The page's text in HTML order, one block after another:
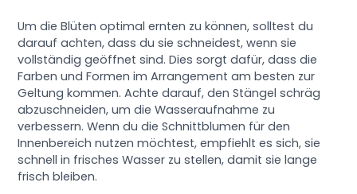
Um die Blüten optimal ernten zu können, solltest du
darauf achten, dass du sie schneidest, wenn sie
vollständig geöffnet sind. Dies sorgt dafür, dass die
Farben und Formen im Arrangement am besten zur
Geltung kommen. Achte darauf, den Stängel schräg
abzuschneiden, um die Wasseraufnahme zu
verbessern. Wenn du die Schnittblumen für den
Innenbereich nutzen möchtest, empfiehlt es sich, sie
schnell in frisches Wasser zu stellen, damit sie lange
frisch bleiben.